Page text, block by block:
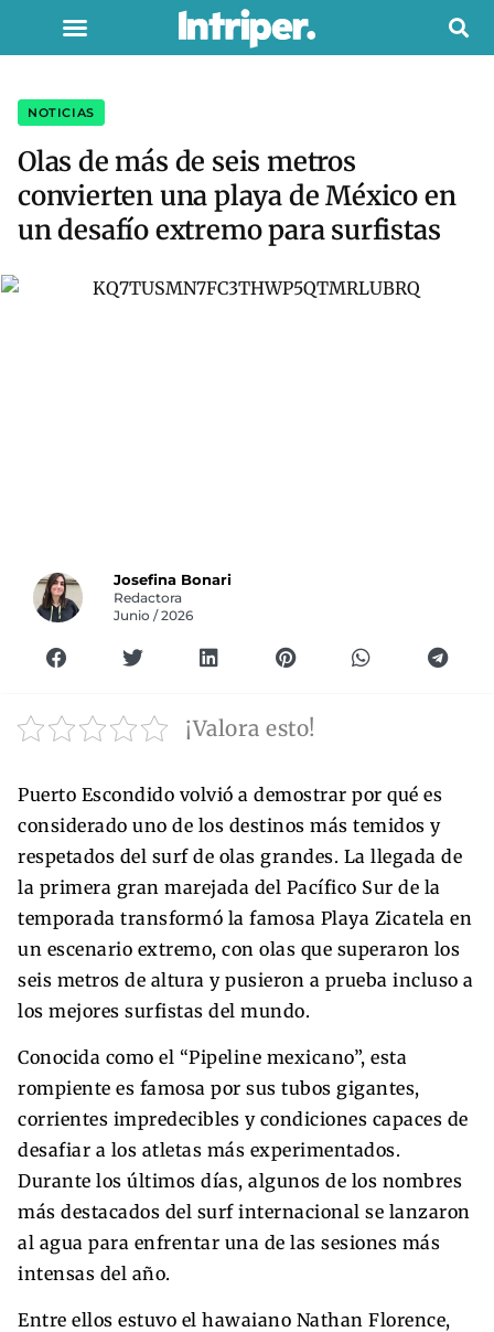
NOTICIAS
Olas de más de seis metros
convierten una playa de México en
un desafío extremo para surfistas
Josefina Bonari
Redactora
Junio / 2026
¡Valora esto!
Puerto Escondido volvió a demostrar por qué es
considerado uno de los destinos más temidos y
respetados del surf de olas grandes. La llegada de
la primera gran marejada del Pacífico Sur de la
temporada transformó la famosa Playa Zicatela en
un escenario extremo, con olas que superaron los
seis metros de altura y pusieron a prueba incluso a
los mejores surfistas del mundo.
Conocida como el “Pipeline mexicano”, esta
rompiente es famosa por sus tubos gigantes,
corrientes impredecibles y condiciones capaces de
desafiar a los atletas más experimentados.
Durante los últimos días, algunos de los nombres
más destacados del surf internacional se lanzaron
al agua para enfrentar una de las sesiones más
intensas del año.
Entre ellos estuvo el hawaiano Nathan Florence,